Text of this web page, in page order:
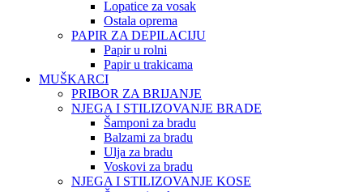
Lopatice za vosak
Ostala oprema
PAPIR ZA DEPILACIJU
Papir u rolni
Papir u trakicama
MUŠKARCI
PRIBOR ZA BRIJANJE
NJEGA I STILIZOVANJE BRADE
Šamponi za bradu
Balzami za bradu
Ulja za bradu
Voskovi za bradu
NJEGA I STILIZOVANJE KOSE